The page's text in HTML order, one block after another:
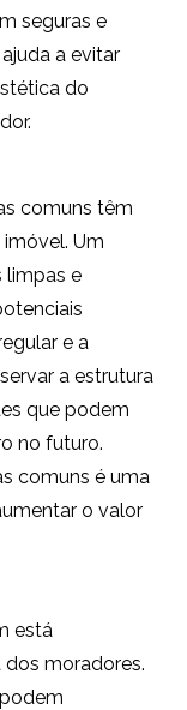
seguras e
a evitar
do
comuns têm
Um
limpas e
e a
a estrutura
que podem
no futuro.
comuns é uma
o valor
está
moradores.